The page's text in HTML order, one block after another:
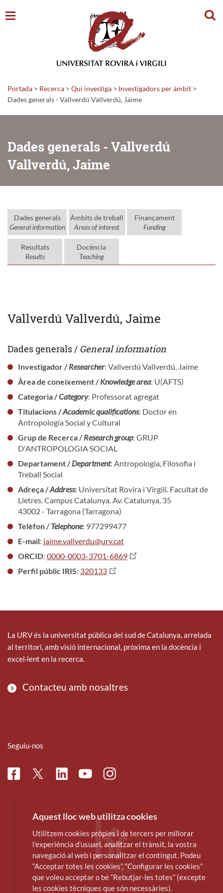
Portada > Recerca > Qui investiga > Investigadors per àmbit >
Dades generals - Vallverdú Vallverdú, Jaime
Dades generals - Vallverdú
Vallverdú, Jaime
Dades generals
General information
Àmbits de treball
Areas of interest
Finançament
Funding
Resultats
Results
Docència
Teaching
Vallverdú Vallverdú, Jaime
Dades generals / General information
Investigador /Researcher: Vallverdú Vallverdú, Jaime
Àrea de coneixement /Knowledge area: U(AFTS)
Categoria /Category: Professorat agregat
Titulacions /Academic qualifications: Doctor en
Antropología Social y Cultural
Grup de Recerca /Research group: GRUP
D'ANTROPOLOGIA SOCIAL
Departament /Department: Antropologia, Filosofia i
Treball Social
Adreça /Address: Universitat Rovira i Virgili. Facultat de
Lletres. Campus Catalunya. Av. Catalunya, 35
43002 - Tarragona (Tarragona)
Telèfon /Telephone: 977299477
E-mail: jaime.vallverdu@urv.cat
ORCID: 0000-0003-3701-6869
Perfil públic IRIS: 320133
La URV és la universitat pública del sud de Catalunya, arrelada
al territori, amb visió internacional, pròxima en la docència i
excel·lent en la recerca.
Contacteu amb nosaltres
Seguiu-nos
FacebookTwitterLinkedinYoutubeInstagram
Aquest lloc web utilitza cookies
Utilitzem cookies pròpies i de tercers per millorar
l’experiència d’usuari, analitzar el trànsit, la vostra
navegació al web i personalitzar el contingut. Podeu
“Acceptar totes les cookies”, “Configurar les cookies”
que voleu acceptar o bé “Rebutjar-les totes” (excepte
les cookies tècniques que són necessàries).